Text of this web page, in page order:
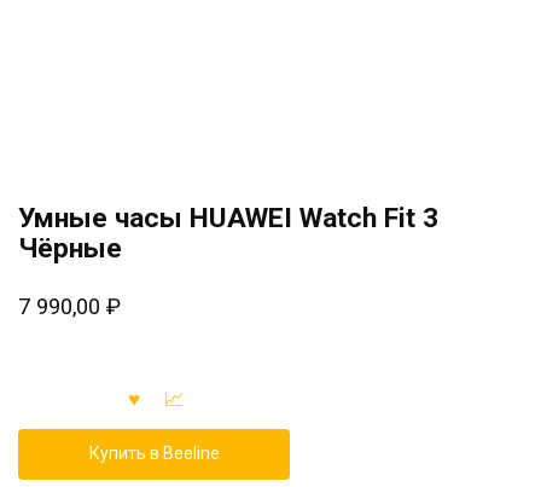
Умные часы HUAWEI Watch Fit 3
Чёрные
7 990,00 ₽
Купить в Beeline